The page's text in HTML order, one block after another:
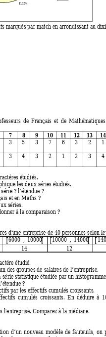
31.20%
marqués par match en arrondissant au
de Français et de Mathém
7 8 9 10 11 12 13
3 5 3 7 6 3 2
3 4 3 2 1 2 3
étudiés.
les deux séries étudiés.
? l’étendue ?
et en Maths ?
séries.
à la comparaison ?
d'une entreprise de 40 personnes selon
6000 , 10000 10000 , 14000
14
12
étudié.
des groupes de salaires de l’entreprise.
statistique étudiée par un histogramm
?
s par les effectifs cumulés croissants.
cumulés croissants. En déduire à
l'entreprise. Comparez à la médiane.
d’un nouveau modèle de fauteuils, on